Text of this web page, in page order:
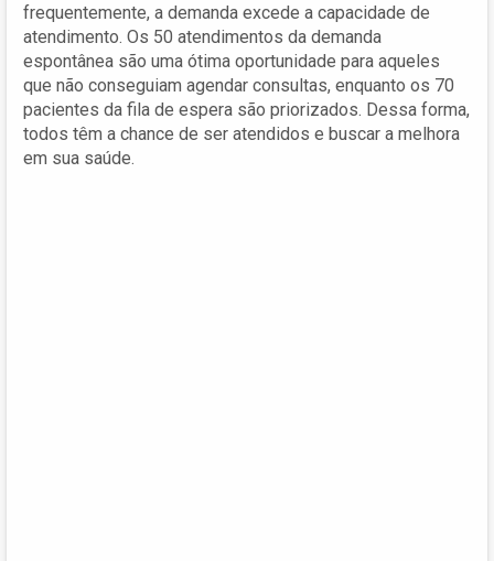
frequentemente, a demanda excede a capacidade de
atendimento. Os 50 atendimentos da demanda
espontânea são uma ótima oportunidade para aqueles
que não conseguiam agendar consultas, enquanto os 70
pacientes da fila de espera são priorizados. Dessa forma,
todos têm a chance de ser atendidos e buscar a melhora
em sua saúde.